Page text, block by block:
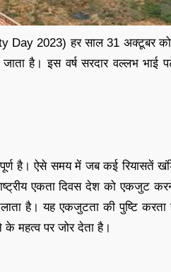
Day 2023) हर साल 31 अक्टूबर
है। इस वर्ष सरदार वल्लभ भाई
है। ऐसे समय में जब कई रियासतें
एकता दिवस देश को एकजुट
है। यह एकजुटता की पुष्टि करता
के महत्व पर जोर देता है।